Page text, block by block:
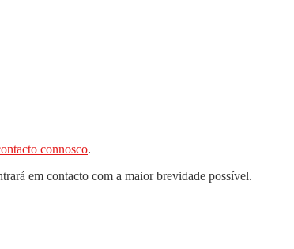
connosco.
em contacto com a maior brevidade possível.